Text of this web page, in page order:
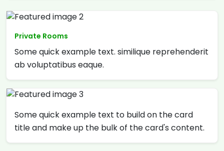
Private Rooms
Some quick example text. similique reprehenderit
ab voluptatibus eaque.
Some quick example text to build on the card
title and make up the bulk of the card's content.